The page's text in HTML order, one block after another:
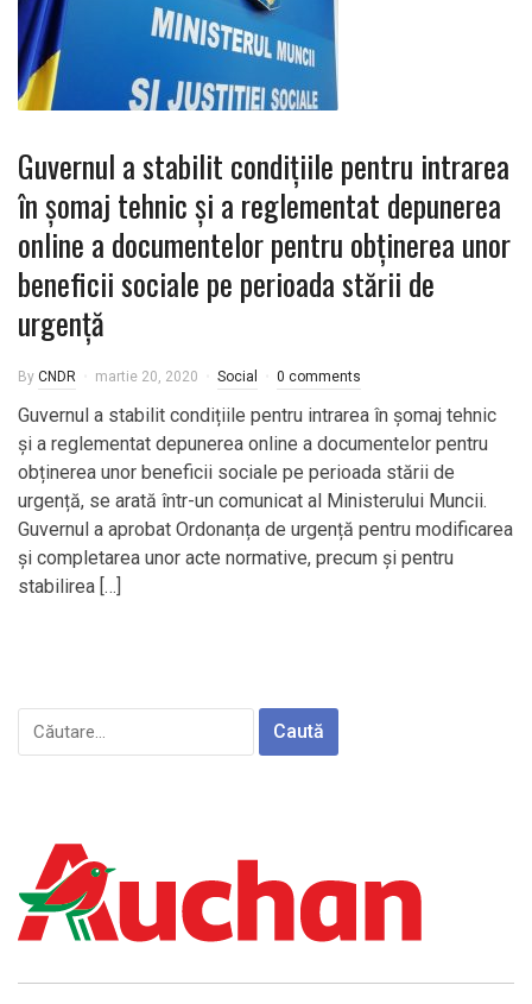
Guvernul a stabilit condițiile pentru intrarea
în șomaj tehnic și a reglementat depunerea
online a documentelor pentru obținerea unor
beneficii sociale pe perioada stării de
urgență
By CNDR martie 20, 2020 Social 0 comments
Guvernul a stabilit condițiile pentru intrarea în șomaj tehnic
și a reglementat depunerea online a documentelor pentru
obținerea unor beneficii sociale pe perioada stării de
urgență, se arată într-un comunicat al Ministerului Muncii.
Guvernul a aprobat Ordonanța de urgență pentru modificarea
și completarea unor acte normative, precum și pentru
stabilirea […]
Caută
după: